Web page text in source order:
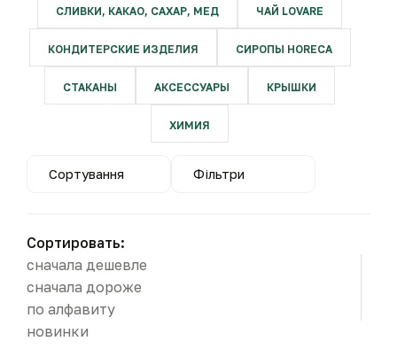
СЛИВКИ, КАКАО, САХАР, МЕД ЧАЙ LOVARE
КОНДИТЕРСКИЕ ИЗДЕЛИЯ СИРОПЫ HORECA
СТАКАНЫ АКСЕССУАРЫ КРЫШКИ
ХИМИЯ
Сортування Фільтри
Сортировать:
сначала дешевле
сначала дороже
по алфавиту
новинки